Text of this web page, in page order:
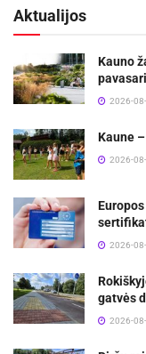
Aktualijos
Kauno
2026-
Kaune
2026-
2026-
gatvės
2026-